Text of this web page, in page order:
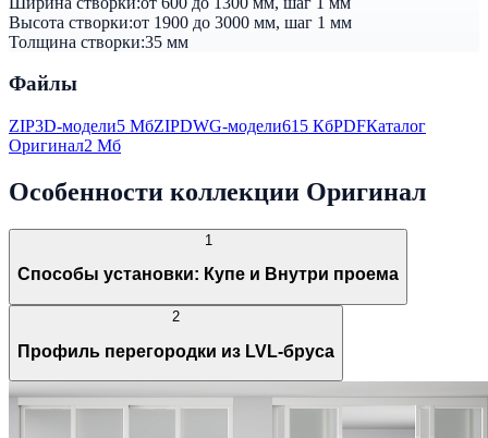
Высота створки:от 1900 до 3000 мм, шаг 1 мм
Толщина створки:35 мм
Файлы
ZIP3D-модели5 МбZIPDWG-модели615 КбPDFКаталог
Оригинал2 Мб
Особенности коллекции Оригинал
1
Способы установки: Купе и Внутри проема
2
Профиль перегородки из LVL-бруса